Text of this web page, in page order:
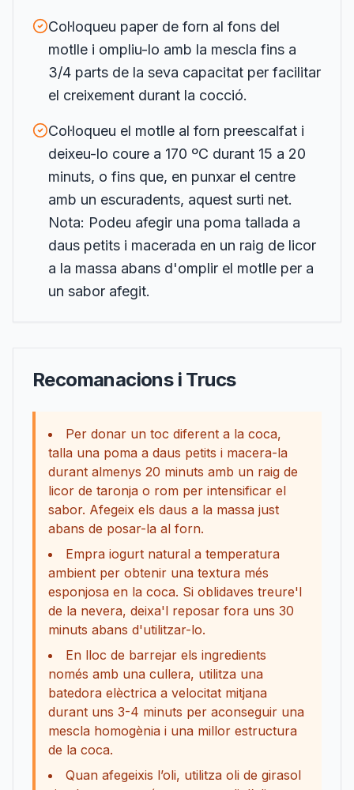
Col·loqueu paper de forn al fons del
motlle i ompliu-lo amb la mescla fins a
3/4 parts de la seva capacitat per facilitar
el creixement durant la cocció.
Col·loqueu el motlle al forn preescalfat i
deixeu-lo coure a 170 ºC durant 15 a 20
minuts, o fins que, en punxar el centre
amb un escuradents, aquest surti net.
Nota: Podeu afegir una poma tallada a
daus petits i macerada en un raig de licor
a la massa abans d'omplir el motlle per a
un sabor afegit.
Recomanacions i Trucs
Per donar un toc diferent a la coca,
talla una poma a daus petits i macera-la
durant almenys 20 minuts amb un raig de
licor de taronja o rom per intensificar el
sabor. Afegeix els daus a la massa just
abans de posar-la al forn.
Empra iogurt natural a temperatura
ambient per obtenir una textura més
esponjosa en la coca. Si oblidaves treure'l
de la nevera, deixa'l reposar fora uns 30
minuts abans d'utilitzar-lo.
En lloc de barrejar els ingredients
només amb una cullera, utilitza una
batedora elèctrica a velocitat mitjana
durant uns 3-4 minuts per aconseguir una
mescla homogènia i una millor estructura
de la coca.
Quan afegeixis l’oli, utilitza oli de girasol